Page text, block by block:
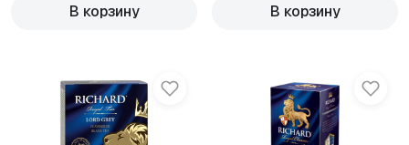
В корзину В корзину